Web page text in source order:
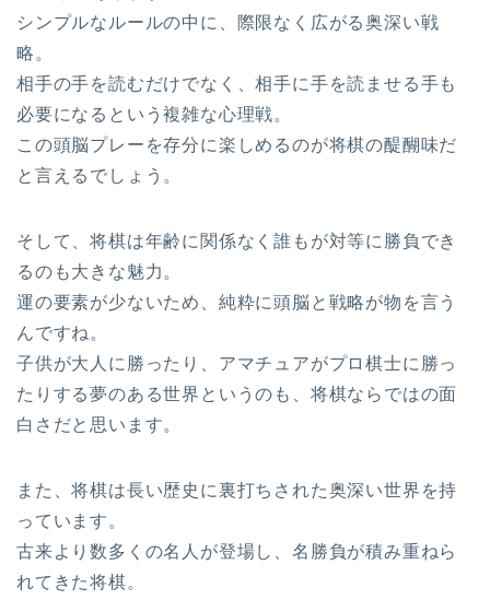
シンプルなルールの中に、際限なく広がる奥深い戦
略。
相手の手を読むだけでなく、相手に手を読ませる手も
必要になるという複雑な心理戦。
この頭脳プレーを存分に楽しめるのが将棋の醍醐味だ
と言えるでしょう。
そして、将棋は年齢に関係なく誰もが対等に勝負でき
るのも大きな魅力。
運の要素が少ないため、純粋に頭脳と戦略が物を言う
んですね。
子供が大人に勝ったり、アマチュアがプロ棋士に勝っ
たりする夢のある世界というのも、将棋ならではの面
白さだと思います。
また、将棋は長い歴史に裏打ちされた奥深い世界を持
っています。
古来より数多くの名人が登場し、名勝負が積み重ねら
れてきた将棋。